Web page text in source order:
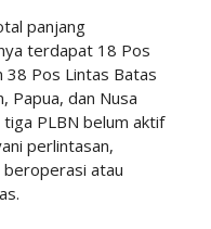
panjang
terdapat 18 Pos
38 Pos Lintas Batas
Papua, dan Nusa
PLBN belum aktif
perlintasan,
beroperasi atau